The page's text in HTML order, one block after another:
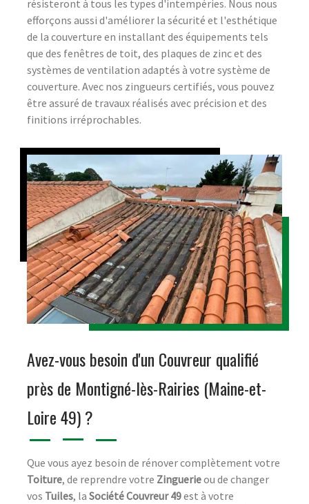
résisteront à tous les types d'intempéries. Nous nous
efforçons aussi d'améliorer la sécurité et l'esthétique
de la couverture en installant des équipements tels
que des fenêtres de toit, des plaques de zinc et des
systèmes de ventilation adaptés à votre système de
couverture. Avec nos zingueurs certifiés, vous pouvez
être assuré de travaux réalisés avec précision et des
finitions irréprochables.
Avez-vous besoin d'un Couvreur qualifié
près de Montigné-lès-Rairies (Maine-et-
Loire 49) ?
Que vous ayez besoin de rénover complètement votre
Toiture, de reprendre votre Zinguerieou de changer
vos Tuiles, la Société Couvreur 49est à votre